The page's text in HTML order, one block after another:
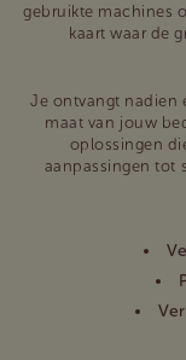
gebruikte machines
kaart waar de
Je ontvangt nadien
maat van jouw
oplossingen
aanpassingen tot